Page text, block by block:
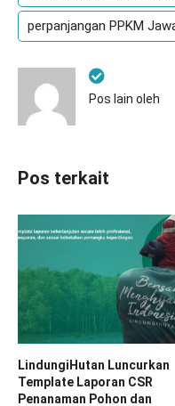
perpanjangan PPKM
Pos lain oleh
Pos terkait
LindungiHutan Luncurkan
Template Laporan CSR
Penanaman Pohon dan